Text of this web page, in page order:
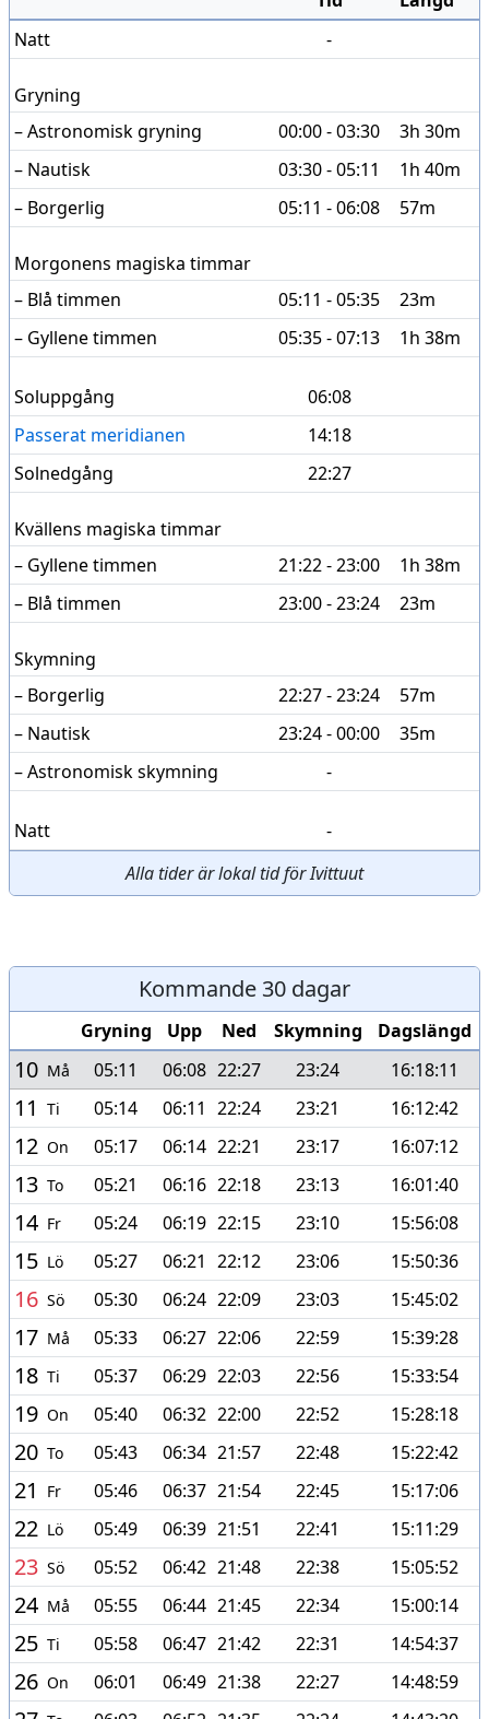
Natt
-
Gryning
– Astronomisk gryning
00:00 - 03:30
3h 30m
– Nautisk
03:30 - 05:11
1h 40m
– Borgerlig
05:11 - 06:08 57m
Morgonens magiska timmar
– Blå timmen
05:11 - 05:35
23m
– Gyllene timmen
05:35 - 07:13 1h 38m
Soluppgång
06:08
Passerat meridianen
14:18
Solnedgång
22:27
Kvällens magiska timmar
– Gyllene timmen
21:22 - 23:00
1h 38m
– Blå timmen
23:00 - 23:24 23m
Skymning
– Borgerlig
22:27 - 23:24
57m
– Nautisk
23:24 - 00:00
35m
– Astronomisk skymning
-
Natt
-
Alla tider är lokal tid för Ivittuut
Kommande 30 dagar
Gryning Upp Ned Skymning Dagslängd
10 Må 05:11 06:08 22:27 23:24 16:18:11
11 Ti 05:14 06:11 22:24 23:21 16:12:42
12 On 05:17 06:14 22:21 23:17 16:07:12
13 To 05:21 06:16 22:18 23:13 16:01:40
14 Fr 05:24 06:19 22:15 23:10 15:56:08
15 Lö 05:27 06:21 22:12 23:06 15:50:36
16 Sö 05:30 06:24 22:09 23:03 15:45:02
17 Må 05:33 06:27 22:06 22:59 15:39:28
18 Ti 05:37 06:29 22:03 22:56 15:33:54
19 On 05:40 06:32 22:00 22:52 15:28:18
20 To 05:43 06:34 21:57 22:48 15:22:42
21 Fr 05:46 06:37 21:54 22:45 15:17:06
22 Lö 05:49 06:39 21:51 22:41 15:11:29
23 Sö 05:52 06:42 21:48 22:38 15:05:52
24 Må 05:55 06:44 21:45 22:34 15:00:14
25 Ti 05:58 06:47 21:42 22:31 14:54:37
26 On 06:01 06:49 21:38 22:27 14:48:59